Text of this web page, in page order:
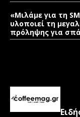
«Μιλάμε για τη
υλοποιεί τη
πρόληψης για